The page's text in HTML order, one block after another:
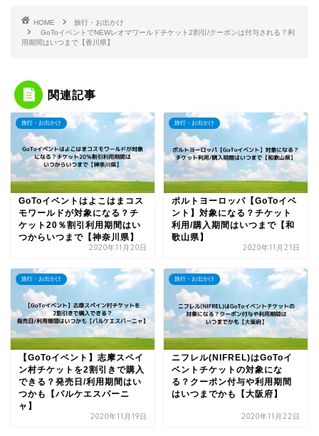
HOME
旅行・お出かけ
GoToイベントでNEWレオマワールドチケット2割引/クーポンは付与される？利
用期間はいつまで【香川県】
関連記事
旅行・お出かけ
GoToイベントはよこはまコス
モワールドが対象になる？チ
ケット20％割引利用期間はい
つからいつまで【神奈川県】
2020年11月20日
旅行・お出かけ
ポルトヨーロッパ【GoToイベ
ント】対象になる？チケット
利用/購入期間はいつまで【和
歌山県】
2020年11月21日
旅行・お出かけ
【GoToイベント】志摩スペイ
ン村チケットを2割引きで購入
できる？発売日/利用期間はい
つかも【パルケエスパーニ
ャ】
2020年11月19日
旅行・お出かけ
ニフレル(NIFREL)はGoToイ
ベントチケットの対象にな
る？クーポン付与や利用期間
はいつまでかも【大阪府】
2020年11月22日